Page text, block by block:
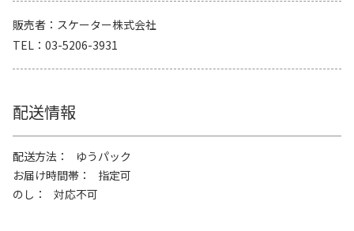
販売者
スケーター株式会社
TEL
03-5206-3931
配送情報
配送方法
ゆうパック
お届け時間帯
指定可
のし
対応不可